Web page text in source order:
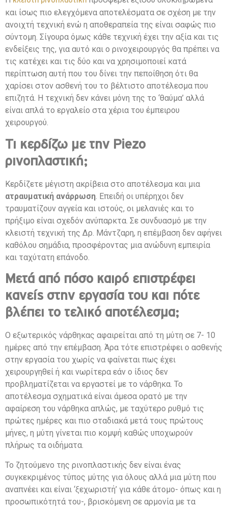
και ίσως πιο ελεγχόμενα αποτελέσματα σε σχέση με την
ανοιχτή τεχνική ενώ η αποθεραπεία της είναι σαφώς πιο
σύντομη. Σίγουρα όμως κάθε τεχνική έχει την αξία και τις
ενδείξεις της, για αυτό και ο ρινοχειρουργός θα πρέπει να
τις κατέχει και τις δύο και να χρησιμοποιεί κατά
περίπτωση αυτή που του δίνει την πεποίθηση ότι θα
χαρίσει στον ασθενή του το βέλτιστο αποτέλεσμα που
επιζητά. Η τεχνική δεν κάνει μόνη της το ‘θαύμα’ αλλά
είναι απλά το εργαλείο στα χέρια του έμπειρου
χειρουργού.
Τι κερδίζω με την Piezo
ρινοπλαστική;
Κερδίζετε μέγιστη ακρίβεια στο αποτέλεσμα και μια
ατραυματική ανάρρωση. Επειδή οι υπέρηχοι δεν
τραυματίζουν αγγεία και ιστούς, οι μελανιές και το
πρήξιμο είναι σχεδόν ανύπαρκτα. Σε συνδυασμό με την
κλειστή τεχνική της Δρ. Μάντζαρη, η επέμβαση δεν αφήνει
καθόλου σημάδια, προσφέροντας μια ανώδυνη εμπειρία
και ταχύτατη επάνοδο.
Μετά από πόσο καιρό επιστρέφει
κανείς στην εργασία του και πότε
βλέπει το τελικό αποτέλεσμα;
Ο εξωτερικός νάρθηκας αφαιρείται από τη μύτη σε 7- 10
ημέρες από την επέμβαση. Άρα τότε επιστρέφει ο ασθενής
στην εργασία του χωρίς να φαίνεται πως έχει
χειρουργηθεί ή και νωρίτερα εάν ο ίδιος δεν
προβληματίζεται να εργαστεί με το νάρθηκα. Το
αποτέλεσμα σχηματικά είναι άμεσα ορατό με την
αφαίρεση του νάρθηκα απλώς, με ταχύτερο ρυθμό τις
πρώτες ημέρες και πιο σταδιακά μετά τους πρώτους
μήνες, η μύτη γίνεται πιο κομψή καθώς υποχωρούν
πλήρως τα οιδήματα.
Το ζητούμενο της ρινοπλαστικής δεν είναι ένας
συγκεκριμένος τύπος μύτης για όλους αλλά μια μύτη που
αναπνέει και είναι ‘ξεχωριστή’ για κάθε άτομο- όπως και η
προσωπικότητά του-, βρισκόμενη σε αρμονία με τα